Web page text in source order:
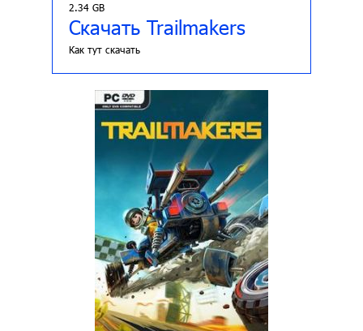
2.34 GB
Скачать Trailmakers
Как тут скачать